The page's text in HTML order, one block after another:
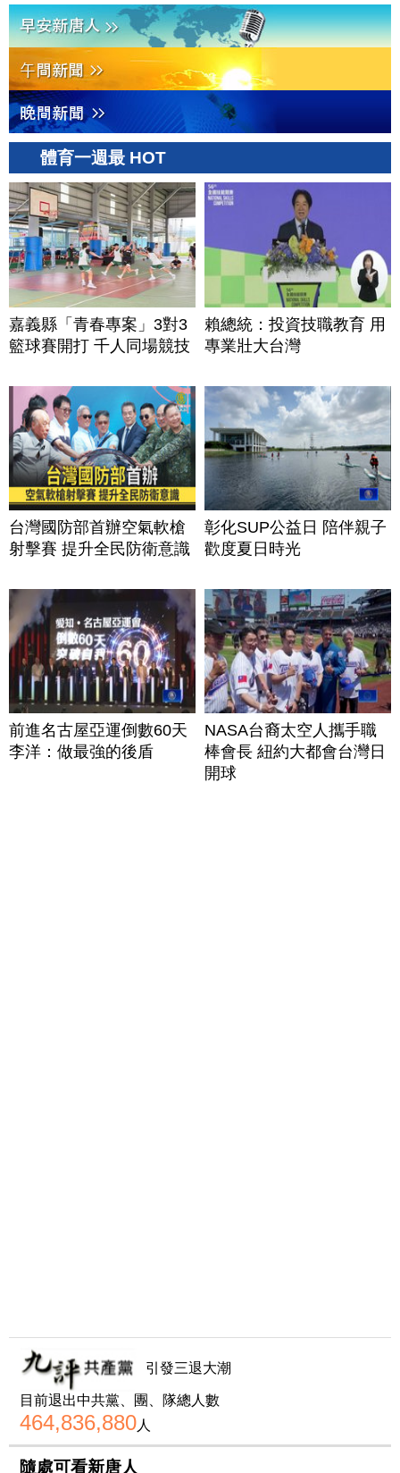
體育一週最 HOT
嘉義縣「青春專案」3對3
籃球賽開打 千人同場競技
賴總統：投資技職教育 用
專業壯大台灣
台灣國防部首辦空氣軟槍
射擊賽 提升全民防衛意識
彰化SUP公益日 陪伴親子
歡度夏日時光
前進名古屋亞運倒數60天
李洋：做最強的後盾
NASA台裔太空人攜手職
棒會長 紐約大都會台灣日
開球
引發三退大潮
目前退出中共黨、團、隊總人數
464,836,880人
隨處可看新唐人